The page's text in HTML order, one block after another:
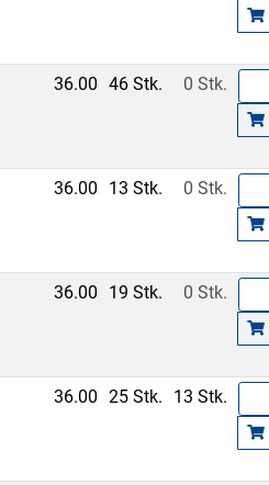
36.00 46 Stk. 0 Stk.
36.00 13 Stk. 0 Stk.
36.00 19 Stk. 0 Stk.
36.00 25 Stk. 13 Stk.